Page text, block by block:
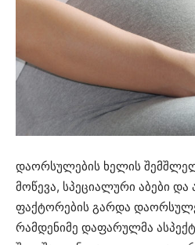
დაორსულების ხელის
მოწევა, სპეციალური აბები და
ფაქტორების გარდა
რამდენიმე დაფარულმა